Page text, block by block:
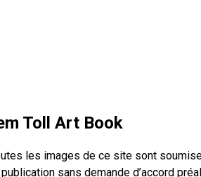
Toll Art Book
les images de ce site sont
sans demande d’accord